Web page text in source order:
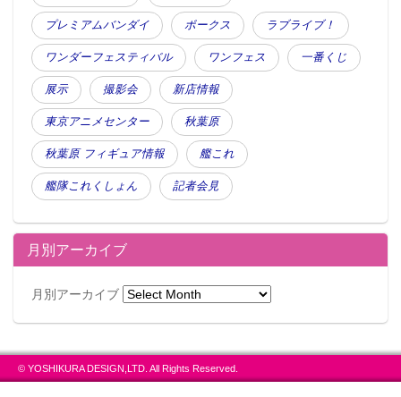
プレミアムバンダイ ボークス ラブライブ！
ワンダーフェスティバル ワンフェス 一番くじ
展示 撮影会 新店情報
東京アニメセンター 秋葉原
秋葉原 フィギュア情報 艦これ
艦隊これくしょん 記者会見
月別アーカイブ
月別アーカイブ
© YOSHIKURA DESIGN,LTD. All Rights Reserved.